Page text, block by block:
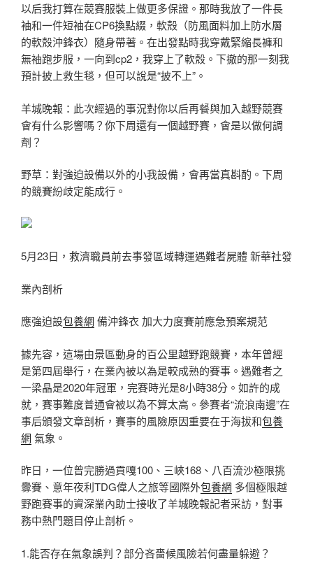
以后我打算在競賽服裝上做更多保證。那時我放了一件長
袖和一件短袖在CP6換點綴，軟殼（防風面料加上防水層
的軟殼沖鋒衣）隨身帶著。在出發點時我穿戴緊縮長褲和
無袖跑步服，一向到cp2，我穿上了軟殼。下撤的那一刻我
預計披上救生毯，但可以說是“披不上”。
羊城晚報：此次經過的事況對你以后再餐與加入越野競賽
會有什么影響嗎？你下周還有一個越野賽，會是以做何調
劑？
野草：對強迫設備以外的小我設備，會再當真斟酌。下周
的競賽紛歧定能成行。
5月23日，救濟職員前去事發區域轉運遇難者屍體 新華社發
業內剖析
應強迫設包養網 備沖鋒衣 加大力度賽前應急預案規范
據先容，這場由景區動身的百公里越野跑競賽，本年曾經
是第四屆舉行，在業內被以為是較成熟的賽事。遇難者之
一梁晶是2020年冠軍，完賽時光是8小時38分。如許的成
就，賽事難度普通會被以為不算太高。參賽者“流浪南邊”在
事后頒發文章剖析，賽事的風險原因重要在于海拔和包養
網 氣象。
昨日，一位曾完勝過貢嘎100、三峽168、八百流沙極限挑
釁賽、意年夜利TDG偉人之旅等國際外包養網 多個極限越
野跑賽事的資深業內助士接收了羊城晚報記者采訪，對事
務中熱門題目停止剖析。
1.能否存在氣象誤判？部分吝嗇候風險若何盡量躲避？